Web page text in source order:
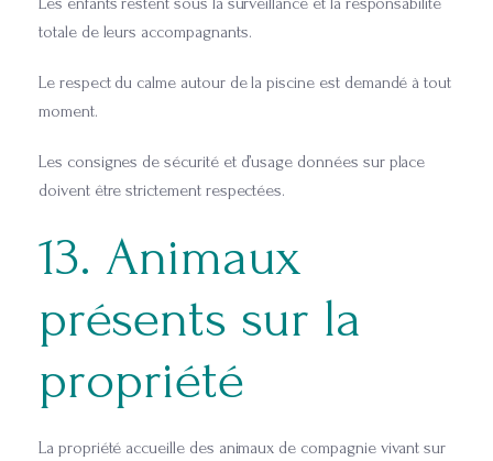
totale de leurs accompagnants.
Le respect du calme autour de la piscine est demandé à tout
moment.
Les consignes de sécurité et d’usage données sur place
doivent être strictement respectées.
13. Animaux
présents sur la
propriété
La propriété accueille des animaux de compagnie vivant sur